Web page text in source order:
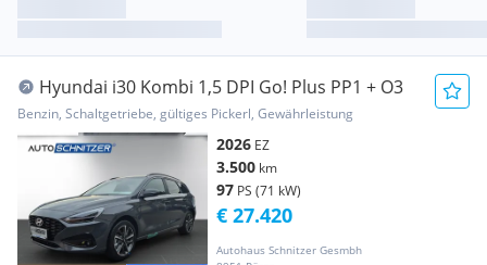
Hyundai i30 Kombi 1,5 DPI Go! Plus PP1 + O3
Benzin, Schaltgetriebe, gültiges Pickerl, Gewährleistung
2026 EZ
3.500 km
97 PS (71 kW)
Autohaus Schnitzer Gesmbh
€ 27.420